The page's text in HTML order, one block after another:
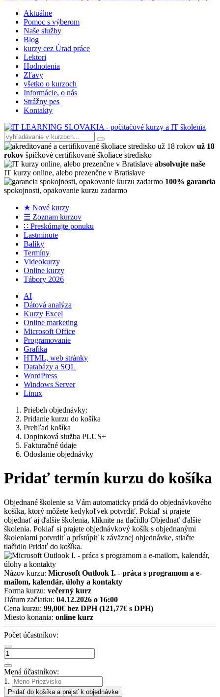
Aktuálne
Pomoc s výberom
Naše služby
Blog
kurzy cez Úrad práce
Lektori
Hodnotenia
Zľavy
všetko o kurzoch
Informácie, o nás
Strážny pes
Kontakty
už 18
rokov špičkové certifikované školiace stredisko
absolvujte naše
IT kurzy online, alebo prezenčne v Bratislave
100% garancia
spokojnosti, opakovanie kurzu zadarmo
★ Nové kurzy
☰ Zoznam kurzov
∷ Preskúmajte ponuku
Lastminute
Balíky
Termíny
Videokurzy
Online kurzy
Tábory 2026
AI
Dátová analýza
Kurzy Excel
Online marketing
Microsoft Office
Programovanie
Grafika
HTML, web stránky
Databázy a SQL
WordPress
Windows Server
Linux
Priebeh objednávky:
Pridanie kurzu do košíka
Prehľad košíka
Doplnková služba PLUS+
Fakturačné údaje
Odoslanie objednávky
Pridať termín kurzu do košíka
Objednané školenie sa Vám automaticky pridá do objednávkového
košíka, ktorý môžete kedykoľvek potvrdiť. Pokiaľ si prajete
objednať aj ďalšie školenia, kliknite na tlačidlo Objednať ďalšie
školenia. Pokiaľ si prajete objednávkový košík s objednanými
školeniami potvrdiť a prístúpiť k záväznej objednávke, stlačte
tlačidlo Pridať do košíka.
Názov kurzu: Microsoft Outlook I. - práca s programom a e-
mailom, kalendár, úlohy a kontakty
Forma kurzu: večerný kurz
Dátum začiatku: 04.12.2026 o 16:00
Cena kurzu: 99,00€ bez DPH(121,77€ s DPH)
Miesto konania: online kurz
Počet účastníkov:
Mená účastníkov:
1.
Pridať do košíka a prejsť k objednávke